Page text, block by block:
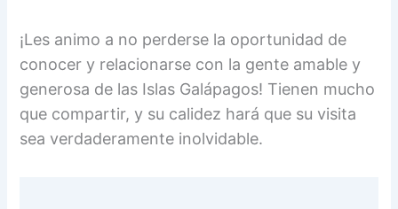
¡Les animo a no perderse la oportunidad de
conocer y relacionarse con la gente amable y
generosa de las Islas Galápagos! Tienen mucho
que compartir, y su calidez hará que su visita
sea verdaderamente inolvidable.